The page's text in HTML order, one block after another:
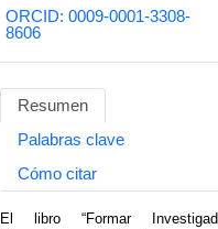
ORCID: 0009-0001-3308-
8606
Resumen
Palabras clave
Cómo citar
El libro “Formar